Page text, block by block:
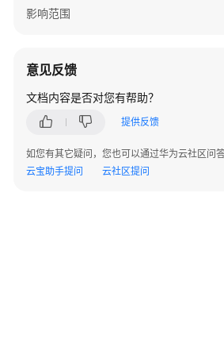
南
件
操
作
（LTS
版）
影响范围
意见反馈
文档内容是否对您有帮助？
提供反馈
如您有其它疑问，您也可以通过华为云社区问
云宝助手提问
云社区提问